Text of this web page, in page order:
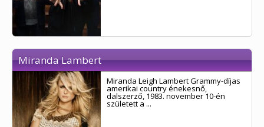
Miranda Lambert
Miranda Leigh Lambert Grammy-díjas
amerikai country énekesnő,
dalszerző, 1983. november 10-én
született a ...